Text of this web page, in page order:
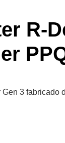
R-
3 fabricado